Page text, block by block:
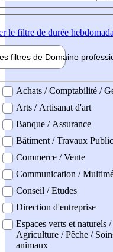
le filtre de durée
filtres de Domaine pro
professionel
Achats / Comptabilité /
Arts / Artisanat d'art
Banque / Assurance
Bâtiment / Travaux
Commerce / Vente
Communication /
Conseil / Etudes
Direction d'entreprise
Espaces verts et naturels /
Agriculture / Pêche /
animaux